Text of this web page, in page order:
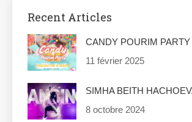
Recent Articles
CANDY POURIM PARTY
11 février 2025
SIMHA BEITH
8 octobre 2024